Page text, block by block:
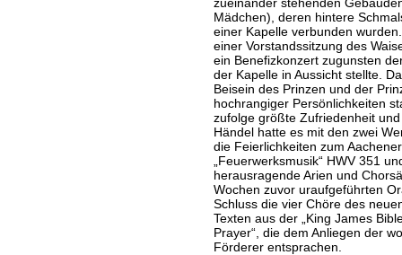
Mädchen), deren hintere
einer Kapelle verbunden
einer Vorstandssitzung des
ein Benefizkonzert zugunsten
der Kapelle in Aussicht stellte.
Beisein des Prinzen und der
hochrangiger Persönlichkeiten
zufolge größte Zufriedenheit
Händel hatte es mit den zwei
die Feierlichkeiten zum
„Feuerwerksmusik“ HWV 351
herausragende Arien und
Wochen zuvor uraufgeführten
Schluss die vier Chöre des
Texten aus der „King James
Prayer“, die dem Anliegen der
Förderer entsprachen.